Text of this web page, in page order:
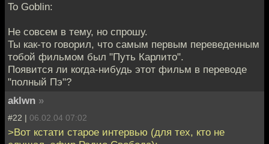
To Goblin:
Не совсем в тему, но спрошу.
Ты как-то говорил, что самым первым переведенным
тобой фильмом был "Путь Карлито".
Появится ли когда-нибудь этот фильм в переводе
"полный Пэ"?
aklwn »
#22 | 06.02.04 07:02
>Вот кстати старое интервью (для тех, кто не